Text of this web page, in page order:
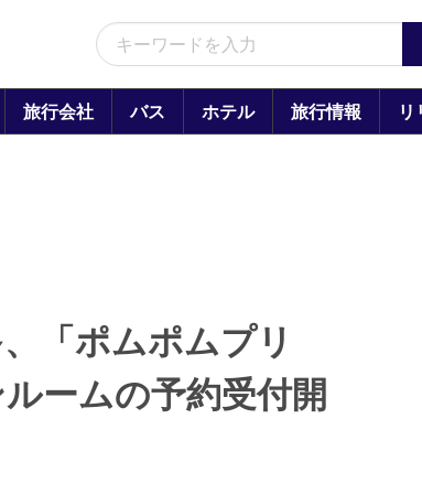
旅行会社 バス ホテル 旅行情報 リ
「ポムポムプリ
ームの予約受付開